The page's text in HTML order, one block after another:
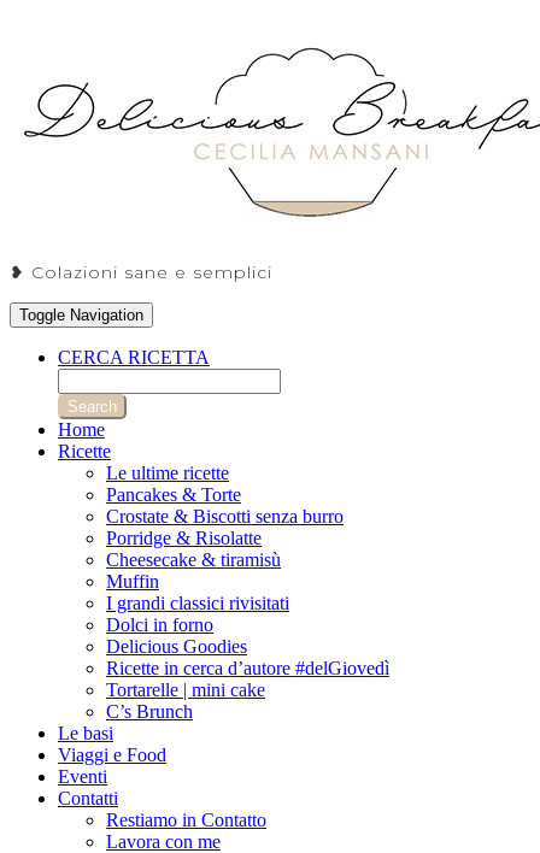
❥ Colazioni sane e semplici
Toggle Navigation
CERCA RICETTA
Search
Home
Ricette
Le ultime ricette
Pancakes & Torte
Crostate & Biscotti senza burro
Porridge & Risolatte
Cheesecake & tiramisù
Muffin
I grandi classici rivisitati
Dolci in forno
Delicious Goodies
Ricette in cerca d’autore #delGiovedì
Tortarelle | mini cake
C’s Brunch
Le basi
Viaggi e Food
Eventi
Contatti
Restiamo in Contatto
Lavora con me